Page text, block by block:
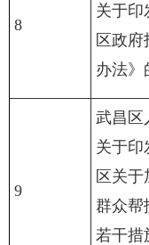
8
关于印
区政府
办法》
9
武昌区
关于印
区关于
群众帮
若干措